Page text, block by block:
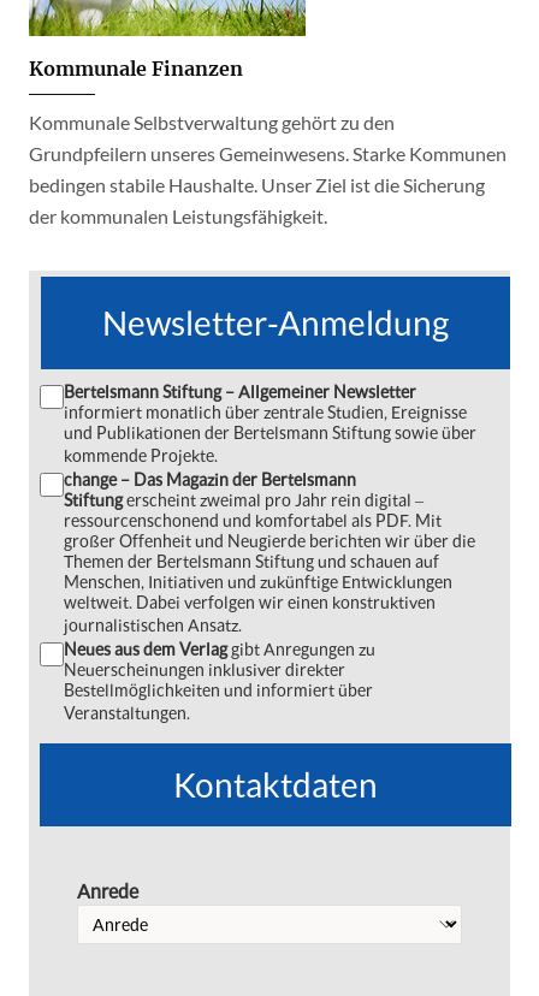
Kommunale Finanzen
Kommunale Selbstverwaltung gehört zu den
Grundpfeilern unseres Gemeinwesens. Starke Kommunen
bedingen stabile Haushalte. Unser Ziel ist die Sicherung
der kommunalen Leistungsfähigkeit.
Newsletter-Anmeldung
Bertelsmann Stiftung – Allgemeiner Newsletter
informiert monatlich über zentrale Studien, Ereignisse
und Publikationen der Bertelsmann Stiftung sowie über
kommende Projekte.
change – Das Magazin der Bertelsmann
Stiftungerscheint zweimal pro Jahr rein digital ‒
ressourcenschonend und komfortabel als PDF. Mit
großer Offenheit und Neugierde berichten wir über die
Themen der Bertelsmann Stiftung und schauen auf
Menschen, Initiativen und zukünftige Entwicklungen
weltweit. Dabei verfolgen wir einen konstruktiven
journalistischen Ansatz.
Neues aus dem Verlaggibt Anregungen zu
Neuerscheinungen inklusiver direkter
Bestellmöglichkeiten und informiert über
Veranstaltungen.
Kontaktdaten
Anrede